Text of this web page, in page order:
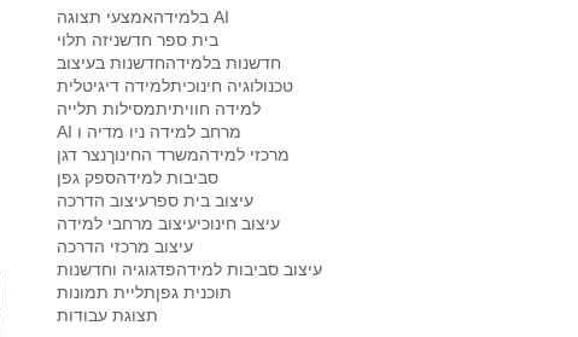
AI בלמידה
אמצעי תצוגה
בית ספר חדשניזה תלוי
חדשנות בלמידהחדשנות בעיצוב
טכנולוגיה חינוכיתלמידה דיגיטלית
למידה חוויתיתמסילות תלייה
מרחב למידה ניו מדיה ו AI
מרכזי למידהמשרד החינוךנצר דגן
סביבות למידהספק גפן
עיצוב בית ספרעיצוב הדרכה
עיצוב חינוכיעיצוב מרחבי למידה
עיצוב מרכזי הדרכה
עיצוב סביבות למידהפדגוגיה וחדשנות
תוכנית גפןתליית תמונות
תצוגת עבודות